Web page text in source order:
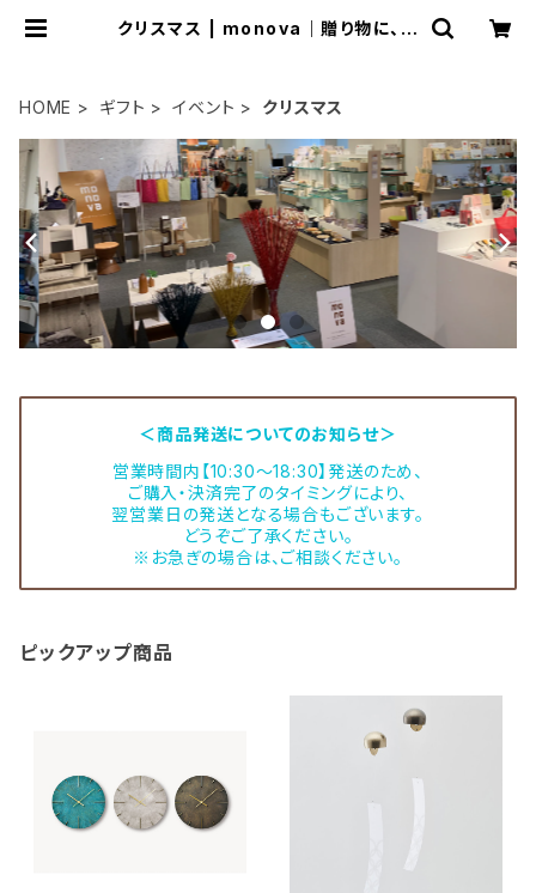
クリスマス | monova｜贈り物に、自
HOME ギフト イベント クリスマス
＜商品発送についてのお知らせ＞
営業時間内【10:30～18:30】発送のため、
ご購入・決済完了のタイミングにより、
翌営業日の発送となる場合もございます。
どうぞご了承ください。
※お急ぎの場合は、ご相談ください。
ピックアップ商品